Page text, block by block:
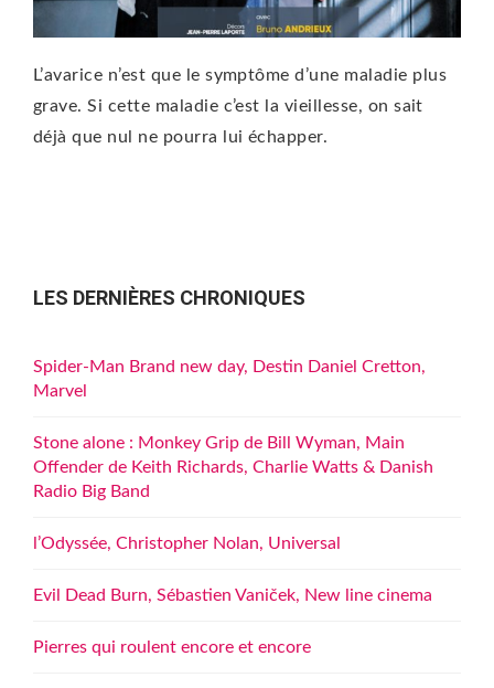
L’avarice n’est que le symptôme d’une maladie plus
grave. Si cette maladie c’est la vieillesse, on sait
déjà que nul ne pourra lui échapper.
LES DERNIÈRES CHRONIQUES
Spider-Man Brand new day, Destin Daniel Cretton,
Marvel
Stone alone : Monkey Grip de Bill Wyman, Main
Offender de Keith Richards, Charlie Watts & Danish
Radio Big Band
l’Odyssée, Christopher Nolan, Universal
Evil Dead Burn, Sébastien Vaniček, New line cinema
Pierres qui roulent encore et encore